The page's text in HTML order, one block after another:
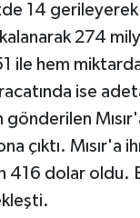
14
274
ile hem
ise
çıktı. Mısır'a
416 dolar oldu.